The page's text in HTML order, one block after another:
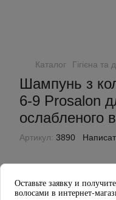
Оставьте заявку и
волосами в интернет-
Каталог Гігієна та
Шампунь з
6-9 Prosalon
ослабленого
Артикул: 3890